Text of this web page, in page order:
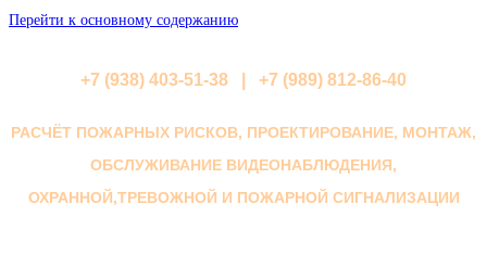
Перейти к основному содержанию
+7 (938) 403-51-38 | +7 (989) 812-86-40
РАСЧЁТ ПОЖАРНЫХ РИСКОВ, ПРОЕКТИРОВАНИЕ, МОНТАЖ,
ОБСЛУЖИВАНИЕ ВИДЕОНАБЛЮДЕНИЯ,
ОХРАННОЙ,ТРЕВОЖНОЙ И ПОЖАРНОЙ СИГНАЛИЗАЦИИ